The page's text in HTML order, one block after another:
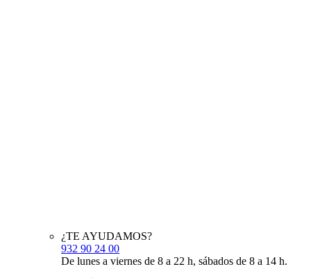
¿TE AYUDAMOS?
932 90 24 00
De lunes a viernes de 8 a 22 h, sábados de 8 a 14 h.